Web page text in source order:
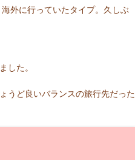
外に行っていたタイプ。久しぶ
した。
うど良いバランスの旅行先だった